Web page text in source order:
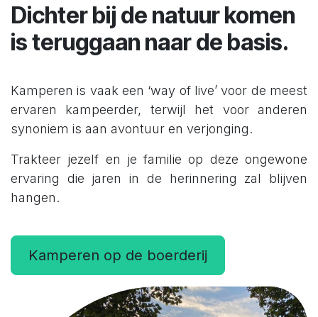
Dichter bij de natuur komen
is teruggaan naar de basis.
Kamperen is vaak een ‘way of live’ voor de meest
ervaren kampeerder, terwijl het voor anderen
synoniem is aan avontuur en verjonging.
Trakteer jezelf en je familie op deze ongewone
ervaring die jaren in de herinnering zal blijven
hangen.
Kamperen op de boerderij